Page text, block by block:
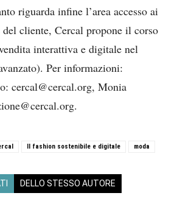
riguarda infine l’area accesso ai
cliente, Cercal propone il corso
interattiva e digitale nel
Per informazioni:
cercal@cercal.org, Monia
Il fashion sostenibile e digitale moda
DELLO STESSO AUTORE